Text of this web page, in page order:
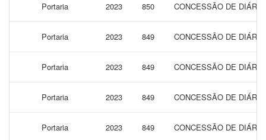
Portaria 2023 850 CONCESSÃO DE
Portaria 2023 849 CONCESSÃO DE
Portaria 2023 849 CONCESSÃO DE
Portaria 2023 849 CONCESSÃO DE
Portaria 2023 849 CONCESSÃO DE